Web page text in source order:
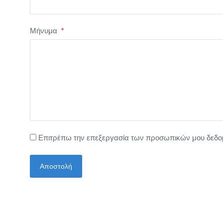
Μήνυμα
Επιτρέπω την επεξεργασία των προσωπικών μου
Αποστολή